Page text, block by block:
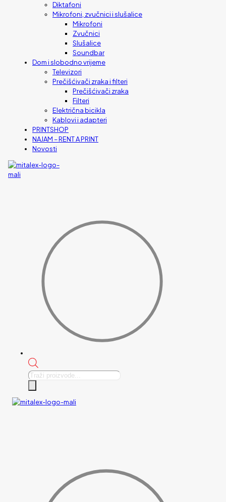
Diktafoni
Mikrofoni, zvučnici i slušalice
Mikrofoni
Zvučnici
Slušalice
Soundbar
Dom i slobodno vrijeme
Televizori
Prečišćivači zraka i filteri
Prečišćivači zraka
Filteri
Električna bicikla
Kablovi i adapteri
PRINTSHOP
NAJAM – RENT A PRINT
Novosti
Products